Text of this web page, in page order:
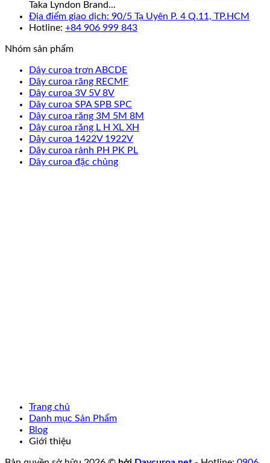
Taka Lyndon Brand...
Địa điểm giao dịch: 90/5 Tạ Uyên P. 4 Q.11, TP.HCM
Hotline: +84 906 999 843
Nhóm sản phẩm
Dây curoa trơn ABCDE
Dây curoa răng RECMF
Dây curoa 3V 5V 8V
Dây curoa SPA SPB SPC
Dây curoa răng 3M 5M 8M
Dây curoa răng L H XL XH
Dây curoa 1422V 1922V
Dây curoa rảnh PH PK PL
Dây curoa đặc chủng
Trang chủ
Danh mục Sản Phẩm
Blog
Giới thiệu